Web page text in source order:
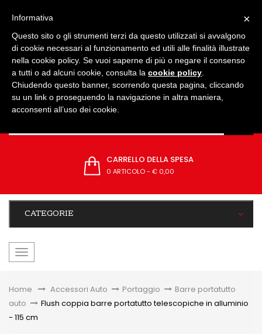
CARRELLO DELLA SPESA
0 ARTICOLO- € 0,00
CATEGORIE
navigazione
Home &gt;Accessori Auto > Portaggio >
Barre portatutto
auto > Flush coppia barre portatutto telescopiche in alluminio
- 115 cm
×
Informativa
Questo sito o gli strumenti terzi da questo utilizzati si avvalgono
di cookie necessari al funzionamento ed utili alle finalità illustrate
nella cookie policy. Se vuoi saperne di più o negare il consenso
a tutti o ad alcuni cookie, consulta la cookie policy
Chiudendo questo banner, scorrendo questa pagina, cliccando
su un link o proseguendo la navigazione in altra maniera,
acconsenti all’uso dei cookie.